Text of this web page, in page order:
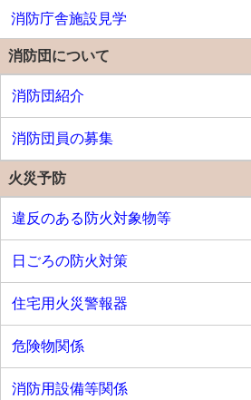
消防庁舎施設見学
消防団について
消防団紹介
消防団員の募集
火災予防
違反のある防火対象物等
日ごろの防火対策
住宅用火災警報器
危険物関係
消防用設備等関係